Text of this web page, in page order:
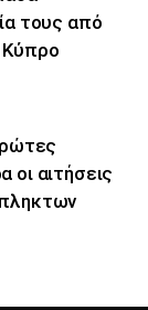
τους από
Κύπρο
αιτήσεις